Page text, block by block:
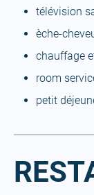
télévision
èche-
chauffage
room
petit